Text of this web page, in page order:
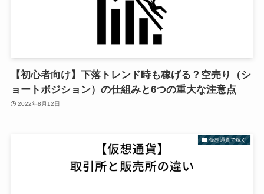
【初心者向け】下落トレンド時も稼げる？空売り（シ
ョートポジション）の仕組みと6つの重大な注意点
2022年8月12日
仮想通貨で稼ぐ